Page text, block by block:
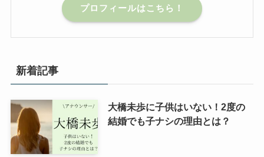
プロフィールはこちら！
新着記事
大橋未歩に子供はいない！2度の
結婚でも子ナシの理由とは？